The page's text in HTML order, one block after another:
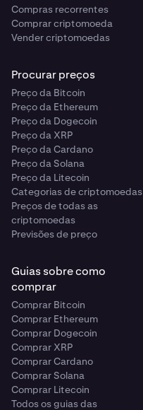
Compras recorrentes
Comprar criptomoeda
Vender criptomoedas
Procurar preços
Preço da Bitcoin
Preço da Ethereum
Preço da Dogecoin
Preço da XRP
Preço da Cardano
Preço da Solana
Preço da Litecoin
Categorias de criptomoedas
Preços de todas as
criptomoedas
Previsões de preço
Guias sobre como
comprar
Comprar Bitcoin
Comprar Ethereum
Comprar Dogecoin
Comprar XRP
Comprar Cardano
Comprar Solana
Comprar Litecoin
Todos os guias das